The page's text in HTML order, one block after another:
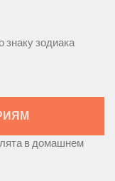
знаку зодиака
в домашнем